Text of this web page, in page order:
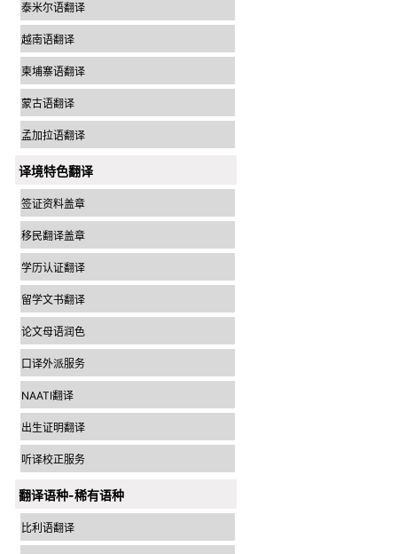
泰米尔语翻译
越南语翻译
柬埔寨语翻译
蒙古语翻译
孟加拉语翻译
译境特色翻译
签证资料盖章
移民翻译盖章
学历认证翻译
留学文书翻译
论文母语润色
口译外派服务
NAATI翻译
出生证明翻译
听译校正服务
翻译语种-稀有语种
比利语翻译